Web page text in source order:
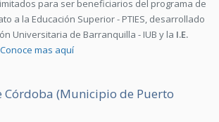
para ser beneficiarios del programa de
a la Educación Superior - PTIES, desarrollado
Universitaria de Barranquilla - IUB y la I.E.
Conoce mas aquí
Córdoba (Municipio de Puerto